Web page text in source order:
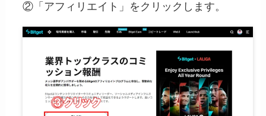
②「アフィリエイト」をクリックします。